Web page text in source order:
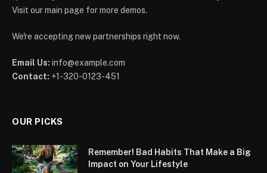
Visit our main page for more demos.
We're accepting new partnerships right now.
Email Us: info@example.com
Contact: +1-320-0123-451
OUR PICKS
Remember! Bad Habits That Make a Big
Impact on Your Lifestyle